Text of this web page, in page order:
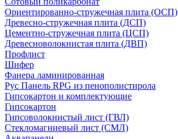
Ориентированно-стружечная плита (ОСП)
Древесно-стружечная плита (ДСП)
Цементно-стружечная плита (ЦСП)
Древесноволокнистая плита (ДВП)
Профлист
Шифер
Фанера ламинированная
Рус Панель RPG из пенополистирола
Гипсокартон и комплектующие
Гипсокартон
Гипсоволокнистый лист (ГВЛ)
Стекломагниевый лист (СМЛ)